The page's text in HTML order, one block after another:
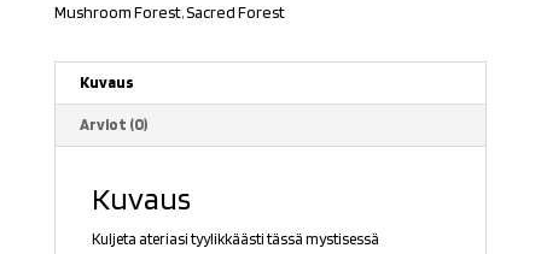
Mushroom Forest,Sacred Forest
Kuvaus
Arviot (0)
Kuvaus
Kuljeta ateriasi tyylikkäästi tässä mystisessä